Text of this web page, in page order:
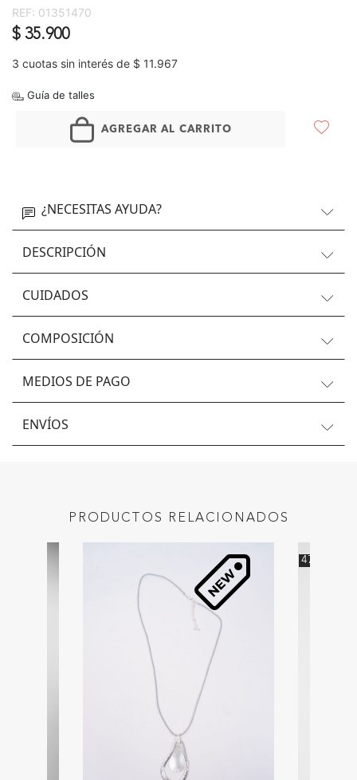
REF: 01351470
$ 35.900
3 cuotas sin interés de $ 11.967
Guía de talles
AGREGAR AL CARRITO
¿NECESITAS AYUDA?
DESCRIPCIÓN
CUIDADOS
COMPOSICIÓN
MEDIOS DE PAGO
ENVÍOS
PRODUCTOS RELACIONADOS
47